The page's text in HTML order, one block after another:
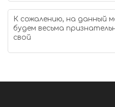
К сожалению, на данный
будем весьма
свой